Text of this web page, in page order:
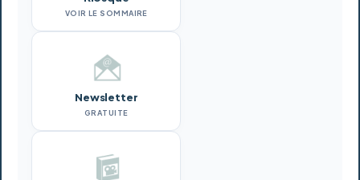
VOIR LE SOMMAIRE
Newsletter
GRATUITE